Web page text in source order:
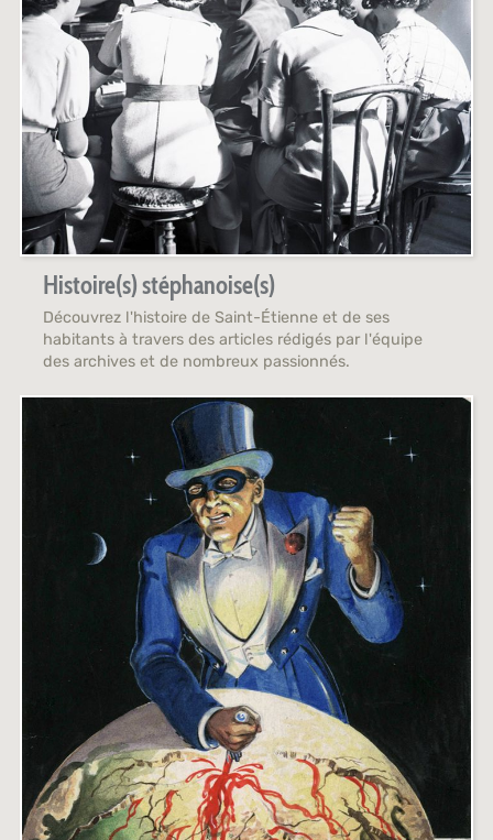
Histoire(s) stéphanoise(s)
Découvrez l'histoire de Saint-Étienne et de ses
habitants à travers des articles rédigés par l'équipe
des archives et de nombreux passionnés.